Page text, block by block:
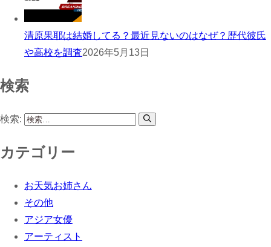
清原果耶は結婚してる？最近見ないのはなぜ？歴代彼氏
や高校を調査2026年5月13日
検索
検索:
カテゴリー
お天気お姉さん
その他
アジア女優
アーティスト